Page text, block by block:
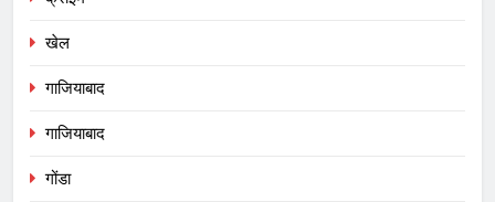
खेल
गाजियाबाद
गाजियाबाद
गोंडा